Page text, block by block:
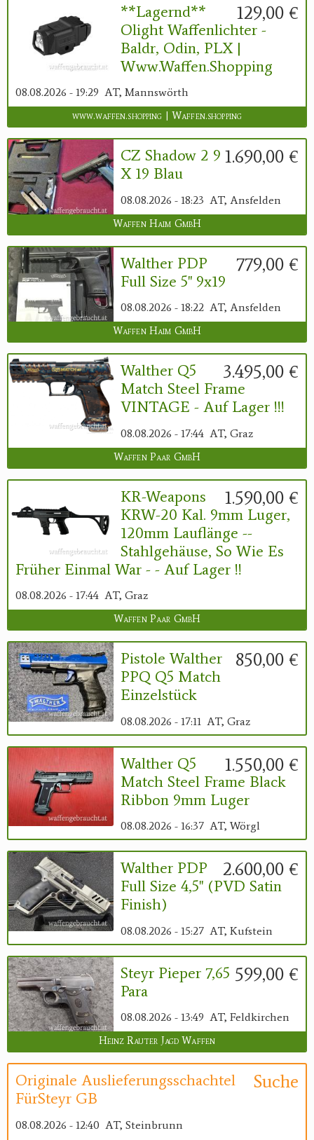
129,00 €
**Lagernd**
Olight Waffenlichter -
Baldr, Odin, PLX |
Www.waffen.shopping
08.08.2026 - 19:29 AT, Mannswörth
www.waffen.shopping | Waffen.shopping
1.690,00 €
CZ Shadow 2 9
X 19 Blau
08.08.2026 - 18:23 AT, Ansfelden
Waffen Haim GmbH
779,00 €
Walther PDP
Full Size 5" 9x19
08.08.2026 - 18:22 AT, Ansfelden
Waffen Haim GmbH
3.495,00 €
Walther Q5
Match Steel Frame
VINTAGE - Auf Lager !!!
08.08.2026 - 17:44 AT, Graz
Waffen Paar GmbH
1.590,00 €
KR-Weapons
KRW-20 Kal. 9mm Luger,
120mm Lauflänge --
Stahlgehäuse, So Wie Es
Früher Einmal War - - Auf Lager !!
08.08.2026 - 17:44 AT, Graz
Waffen Paar GmbH
850,00 €
Pistole Walther
PPQ Q5 Match
Einzelstück
08.08.2026 - 17:11 AT, Graz
1.550,00 €
Walther Q5
Match Steel Frame Black
Ribbon 9mm Luger
08.08.2026 - 16:37 AT, Wörgl
2.600,00 €
Walther PDP
Full Size 4,5" (PVD Satin
Finish)
08.08.2026 - 15:27 AT, Kufstein
599,00 €
Steyr Pieper 7,65
Para
08.08.2026 - 13:49 AT, Feldkirchen
Heinz Rauter Jagd Waffen
Suche
Originale Auslieferungsschachtel
FürSteyr GB
08.08.2026 - 12:40 AT, Steinbrunn